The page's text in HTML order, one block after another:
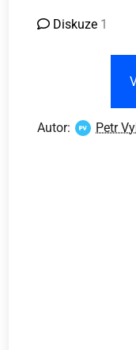
Diskuze 1
Autor: Petr